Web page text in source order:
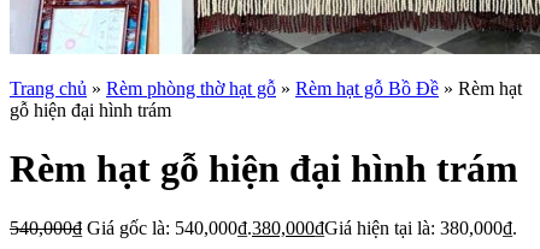
Trang chủ » Rèm phòng thờ hạt gỗ » Rèm hạt gỗ Bồ Đề » Rèm hạt
gỗ hiện đại hình trám
Rèm hạt gỗ hiện đại hình trám
540,000₫ Giá gốc là: 540,000₫.380,000₫Giá hiện tại là: 380,000₫.